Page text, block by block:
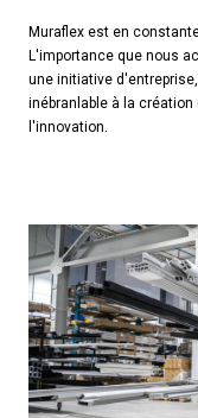
Muraflex est en
L'importance que nous
une initiative
inébranlable à la
l'innovation.